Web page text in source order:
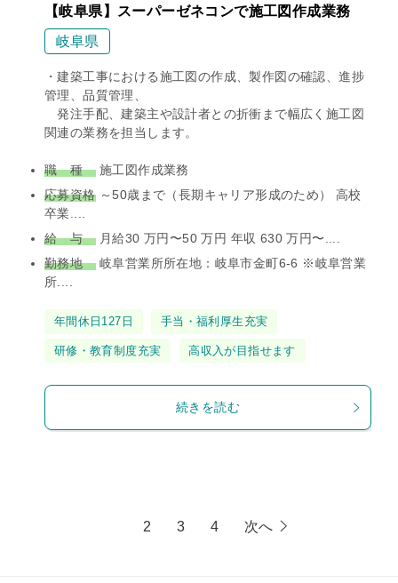
【岐阜県】スーパーゼネコンで施工図作成業務
岐阜県
・建築工事における施工図の作成、製作図の確認、進捗
管理、品質管理、
発注手配、建築主や設計者との折衝まで幅広く施工図
関連の業務を担当します。
職 種施工図作成業務
応募資格～50歳まで（長期キャリア形成のため） 高校
卒業....
給 与月給30 万円〜50 万円 年収 630 万円〜....
勤務地岐阜営業所所在地：岐阜市金町6-6 ※岐阜営業
所....
タ年間休日127日 手当・福利厚生充実
研修・教育制度充実 高収入が目指せます
続きを読む
2 3 4 次へ